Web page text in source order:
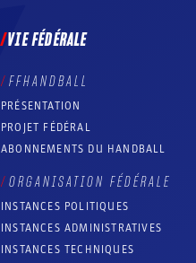
VIE FÉDÉRALE
FFHANDBALL
PRÉSENTATION
PROJET FÉDÉRAL
ABONNEMENTS DU HANDBALL
ORGANISATION FÉDÉRALE
INSTANCES POLITIQUES
INSTANCES ADMINISTRATIVES
INSTANCES TECHNIQUES